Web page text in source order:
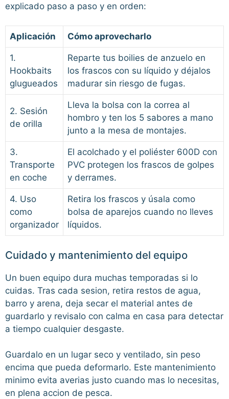
explicado paso a paso y en orden:
Aplicación Cómo aprovecharlo
1.
Hookbaits
glugueados
Reparte tus boilies de anzuelo en
los frascos con su líquido y déjalos
madurar sin riesgo de fugas.
2. Sesión
de orilla
Lleva la bolsa con la correa al
hombro y ten los 5 sabores a mano
junto a la mesa de montajes.
3.
Transporte
en coche
El acolchado y el poliéster 600D con
PVC protegen los frascos de golpes
y derrames.
4. Uso
como
organizador
Retira los frascos y úsala como
bolsa de aparejos cuando no lleves
líquidos.
Cuidado y mantenimiento del equipo
Un buen equipo dura muchas temporadas si lo
cuidas. Tras cada sesion, retira restos de agua,
barro y arena, deja secar el material antes de
guardarlo y revisalo con calma en casa para detectar
a tiempo cualquier desgaste.
Guardalo en un lugar seco y ventilado, sin peso
encima que pueda deformarlo. Este mantenimiento
minimo evita averias justo cuando mas lo necesitas,
en plena accion de pesca.